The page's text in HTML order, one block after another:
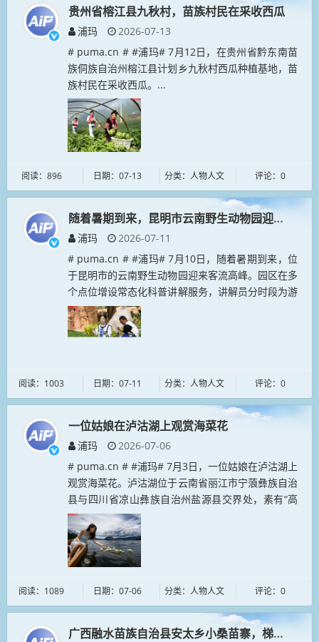
贵州省榕江县九秋村，苗族村民在采收西瓜
浦玛
2026-07-13
# puma.cn # #浦玛# 7月12日，在贵州省黔东南苗
族侗族自治州榕江县计划乡九秋村西瓜种植基地，苗
族村民在采收西瓜。...
阅读：896 日期：07-13 分类：人物人文 评论：0
随着暑期到来，昆明市云南野生动物园迎来客流
浦玛
2026-07-11
# puma.cn # #浦玛# 7月10日，随着暑期到来，位
于昆明市的云南野生动物园迎来客流高峰。园区在多
个点位增设常态化科普讲解服务，讲解员分时段为游
客科普自然知识，提升游园体验。图为科普讲解员为
游客介绍狐猴相关...
阅读：1003 日期：07-11 分类：人物人文 评论：0
一位姑娘在泸沽湖上观赏海菜花
浦玛
2026-07-06
# puma.cn # #浦玛# 7月3日，一位姑娘在泸沽湖上
观赏海菜花。泸沽湖位于云南省丽江市宁蒗彝族自治
县与四川省凉山彝族自治州盐源县交界处，素有“高
原明珠”之称，水质长期稳定保持地表水Ⅰ类标准。
近年来，当地坚持...
阅读：1089 日期：07-06 分类：人物人文 评论：0
广西融水苗族自治县安太乡小桑苗寨，梯田绿意